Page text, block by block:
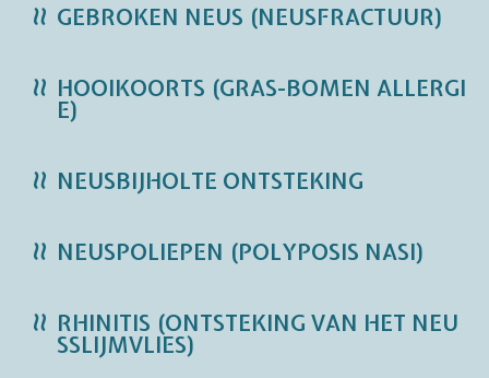
GEBROKEN NEUS (NEUSFRACTUUR)
HOOIKOORTS (GRAS-BOMEN ALLERGI
E)
NEUSBIJHOLTE ONTSTEKING
NEUSPOLIEPEN (POLYPOSIS NASI)
RHINITIS (ONTSTEKING VAN HET NEU
SSLIJMVLIES)